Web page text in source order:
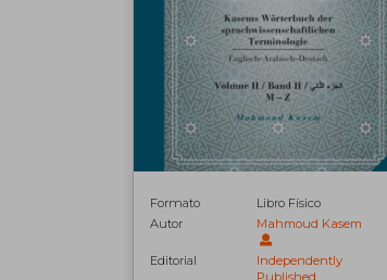
Formato
Libro Físico
Autor
Mahmoud Kasem
Editorial
Independently
Published